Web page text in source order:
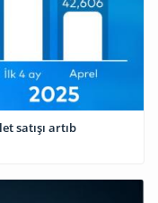
satışı artıb